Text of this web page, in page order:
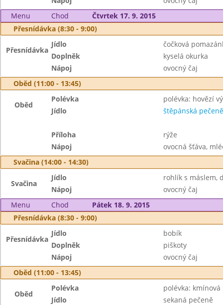
Menu
Chod
Čtvrtek 17. 9. 2015
Přesnídávka (8:30 - 9:00)
Přesnídávka
Jídlo
čočková
Doplněk
kyselá okurka
Nápoj
ovocný čaj
Oběd (11:00 - 13:45)
Oběd
Polévka
polévka: hovězí
Jídlo
štěpánská pečeně
Příloha
rýže
Nápoj
ovocná šťáva,
Svačina (14:00 - 14:30)
Svačina
Jídlo
rohlík s máslem,
Nápoj
ovocný čaj
Menu
Chod
Pátek 18. 9. 2015
Přesnídávka (8:30 - 9:00)
Přesnídávka
Jídlo
bobík
Doplněk
piškoty
Nápoj
ovocný čaj
Oběd (11:00 - 13:45)
Oběd
Polévka
polévka:
Jídlo
sekaná pečeně